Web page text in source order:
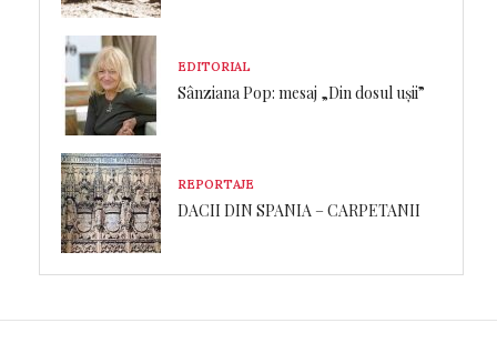
EDITORIAL
Sânziana Pop: mesaj „Din dosul ușii”
REPORTAJE
DACII DIN SPANIA – CARPETANII